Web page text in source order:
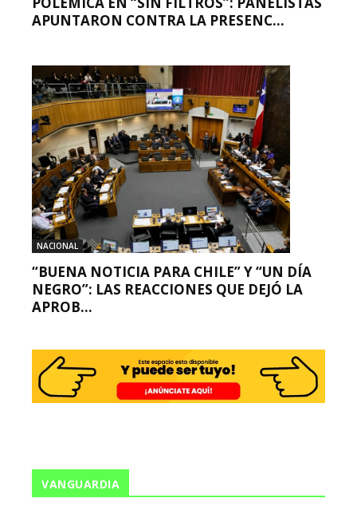
APUNTARON CONTRA LA PRESENC...
NACIONAL
“BUENA NOTICIA PARA CHILE” Y “UN DÍA
NEGRO”: LAS REACCIONES QUE DEJÓ LA
APROB...
VANGUARDIA